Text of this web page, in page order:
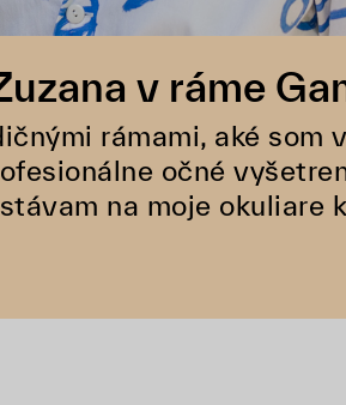
v ráme
rámami, aké
očné
na moje okuliare